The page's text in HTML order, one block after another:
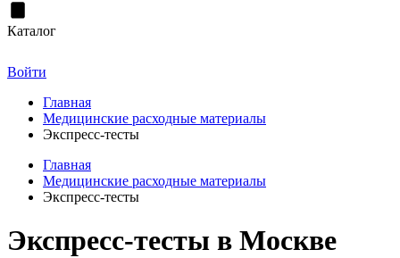
Каталог
Войти
Главная
Медицинские расходные материалы
Экспресс-тесты
Главная
Медицинские расходные материалы
Экспресс-тесты
Экспресс-тесты в Москве